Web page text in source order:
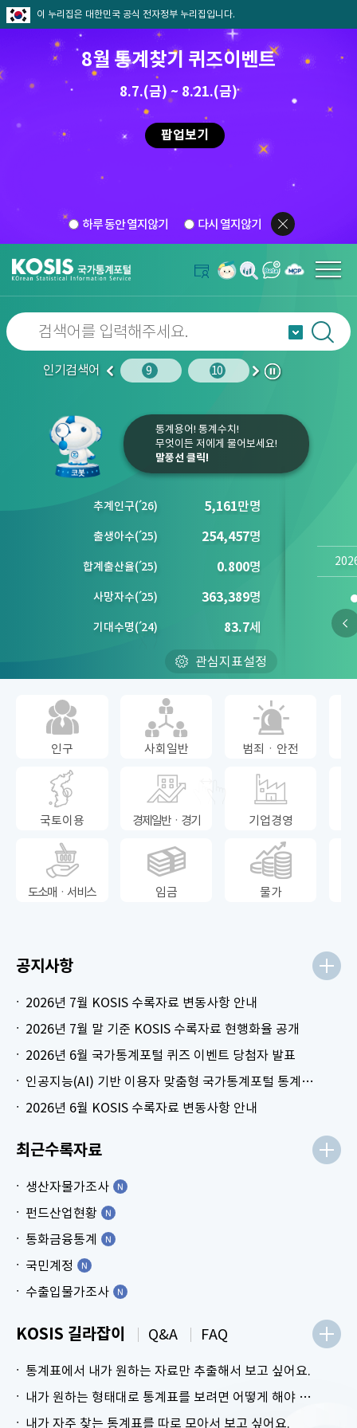
이 누리집은 대한민국 공식 전자정부 누리집입니다.
8월 통계찾기 퀴즈이벤트
8.7.(금) ~ 8.21.(금)
팝업보기
하루 동안 열지않기 다시 열지않기
인기검색어
이
10 임금 9 10 1
다
정
통계용어! 통계수치!
무엇이든 저에게 물어보세요!
말풍선 클릭!
추계인구(´26) 5,161만명
출생아수(´25) 254,457명
합계출산율(´25) 0.800명
사망자수(´25) 363,389명
기대수명(´24) 83.7세
관심지표설정
인구 사회일반 범죄ㆍ안전
국토이용 경제일반ㆍ경기 기업경영
도소매ㆍ서비스 임금 물가
공지사항
2026년 7월 KOSIS 수록자료 변동사항 안내
2026년 7월 말 기준 KOSIS 수록자료 현행화율 공개
2026년 6월 국가통계포털 퀴즈 이벤트 당첨자 발표
인공지능(AI) 기반 이용자 맞춤형 국가통계포털 통계표 생성 시범 서비스 안내
2026년 6월 KOSIS 수록자료 변동사항 안내
최근수록자료
생산자물가조사
펀드산업현황
통화금융통계
국민계정
수출입물가조사
KOSIS 길라잡이
통계표에서 내가 원하는 자료만 추출해서 보고 싶어요.
내가 원하는 형태대로 통계표를 보려면 어떻게 해야 하나요?
내가 자주 찾는 통계표를 따로 모아서 보고 싶어요.
Q&A FAQ